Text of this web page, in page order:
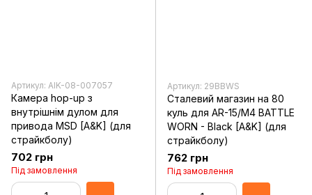
Артикул: AIK-08-007057
Камера hop-up з
внутрішнім дулом для
привода MSD [A&K] (для
страйкболу)
702 грн
Під замовлення
Артикул: 29BBWS
Сталевий магазин на 80
куль для AR-15/M4 BATTLE
WORN - Black [A&K] (для
страйкболу)
762 грн
Під замовлення